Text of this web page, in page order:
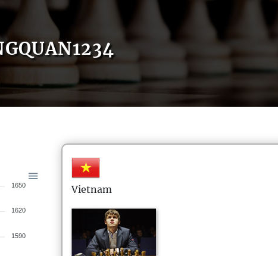
1650
1620
1590
Vietnam